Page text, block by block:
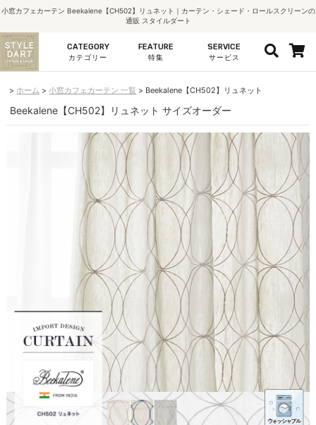
小窓カフェカーテン Beekalene【CH502】リュネット｜カーテン・シェード・ロールスクリーンの
通販 スタイルダート
CATEGORY
カテゴリー
FEATURE
特集
SERVICE
サービス
ホーム 小窓カフェカーテン 一覧 Beekalene【CH502】リュネット
Beekalene【CH502】リュネット サイズオーダー